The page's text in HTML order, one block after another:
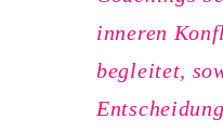
inneren
begleitet,